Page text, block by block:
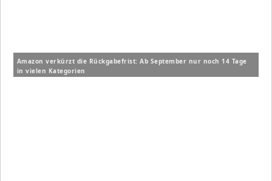
Amazon verkürzt die Rückgabefrist: Ab September nur noch 14 Tage
in vielen Kategorien